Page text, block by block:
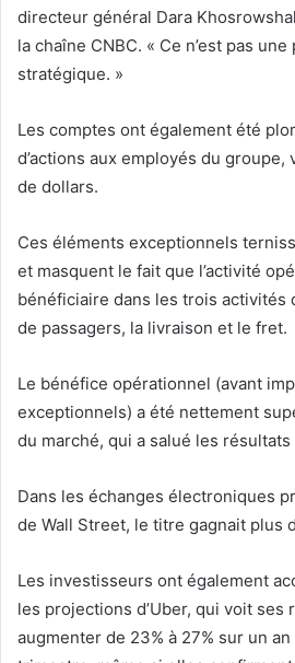
directeur général Dara
la chaîne CNBC. « Ce n’est pas
stratégique. »
Les comptes ont également été
d’actions aux employés du
de dollars.
Ces éléments exceptionnels
et masquent le fait que l’activité
bénéficiaire dans les trois activités
de passagers, la livraison et le fret.
Le bénéfice opérationnel (avant
exceptionnels) a été nettement
du marché, qui a salué les
Dans les échanges électroniques
de Wall Street, le titre gagnait plus
Les investisseurs ont également
les projections d’Uber, qui voit ses
augmenter de 23% à 27% sur un